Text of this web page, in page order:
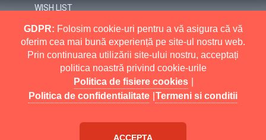
WISH LIST
NEWSLETTER
INFORMATII
RETURNARI
POLITICA DE CONFIDENTIALITATE
MAI MULT
Electrice Eco All Rights Reserved.
eMarket
GDPR: Folosim cookie-uri pentru a vă asigura că vă
oferim cea mai bună experiență pe site-ul nostru web.
Prin continuarea utilizării site-ului nostru, acceptați
politica noastră privind cookie-urile
Politica de fisiere cookies
Politica de confidentialitate Termeni si conditii
ACCEPTA